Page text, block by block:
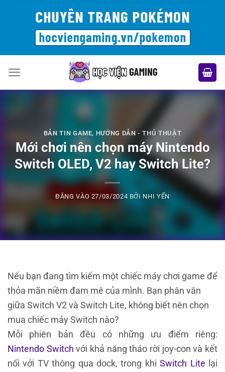
BẢN TIN GAME, HƯỚNG DẪN - THỦ THUẬT
Mới chơi nên chọn máy Nintendo
Switch OLED, V2 hay Switch Lite?
ĐĂNG VÀO 27/03/2024 BỞI NHI YẾN
Nếu bạn đang tìm kiếm một chiếc máy chơi game để
thỏa mãn niềm đam mê của mình. Bạn phân vân
giữa Switch V2 và Switch Lite, không biết nên chọn
mua chiếc máy Switch nào?
Mỗi phiên bản đều có những ưu điểm riêng:
Nintendo Switch với khả năng tháo rời joy-con và kết
nối với TV thông qua dock, trong khiSwitch Lite lại